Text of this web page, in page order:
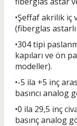
•Şeffaf akrilik iç
(fiberglas
•304 tipi
kapıları ve ön
modeller).
•-5 ila +5 inç
basıncı analog
•0 ila 29,5 inç
basınç analog